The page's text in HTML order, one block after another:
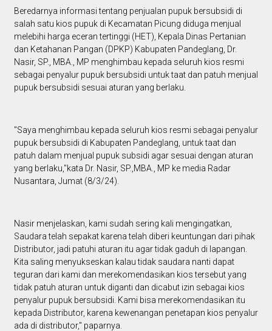
Beredarnya informasi tentang penjualan pupuk bersubsidi di
salah satu kios pupuk di Kecamatan Picung diduga menjual
melebihi harga eceran tertinggi (HET), Kepala Dinas Pertanian
dan Ketahanan Pangan (DPKP) Kabupaten Pandeglang, Dr.
Nasir, SP., MBA., MP menghimbau kepada seluruh kios resmi
sebagai penyalur pupuk bersubsidi untuk taat dan patuh menjual
pupuk bersubsidi sesuai aturan yang berlaku.
"Saya menghimbau kepada seluruh kios resmi sebagai penyalur
pupuk bersubsidi di Kabupaten Pandeglang, untuk taat dan
patuh dalam menjual pupuk subsidi agar sesuai dengan aturan
yang berlaku,"kata Dr. Nasir, SP.,MBA., MP ke media Radar
Nusantara, Jumat (8/3/24).
Nasir menjelaskan, kami sudah sering kali mengingatkan,
Saudara telah sepakat karena telah diberi keuntungan dari pihak
Distributor, jadi patuhi aturan itu agar tidak gaduh di lapangan.
Kita saling menyukseskan kalau tidak saudara nanti dapat
teguran dari kami dan merekomendasikan kios tersebut yang
tidak patuh aturan untuk diganti dan dicabut izin sebagai kios
penyalur pupuk bersubsidi. Kami bisa merekomendasikan itu
kepada Distributor, karena kewenangan penetapan kios penyalur
ada di distributor," paparnya.